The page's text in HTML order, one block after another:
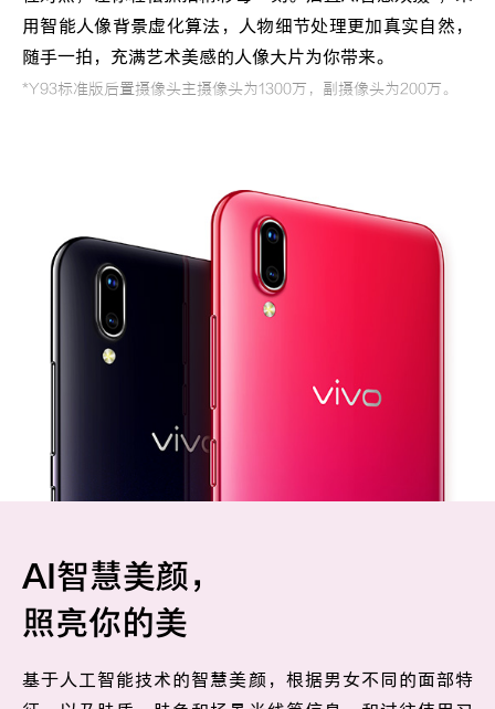
用智能人像背景虚化算法，人物细节处理更加真实自然，
随手一拍，充满艺术美感的人像大片为你带来。
*Y93标准版后置摄像头主摄像头为1300万，副摄像头为200万。
AI智慧美颜，
照亮你的美
基于人工智能技术的智慧美颜，根据男女不同的面部特